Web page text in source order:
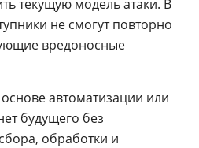
текущую модель атаки. В
не смогут повторно
вредоносные
автоматизации или
будущего без
обработки и